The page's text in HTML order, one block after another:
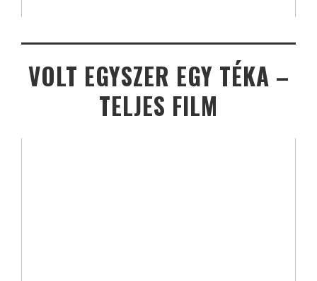
VOLT EGYSZER EGY TÉKA –
TELJES FILM